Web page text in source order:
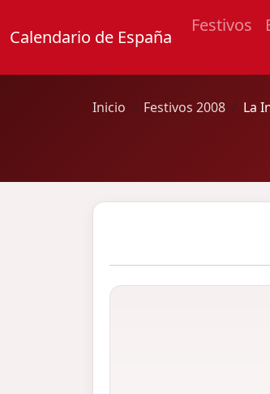
Calendario de España
Festivos
Inicio Festivos 2008 La